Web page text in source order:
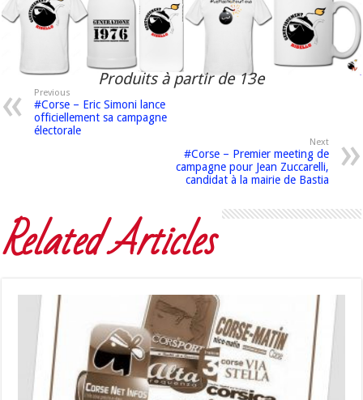
Produits à partir de 13e
Previous
#Corse – Eric Simoni lance
officiellement sa campagne
électorale
Next
#Corse – Premier meeting de
campagne pour Jean Zuccarelli,
candidat à la mairie de Bastia
Related Articles